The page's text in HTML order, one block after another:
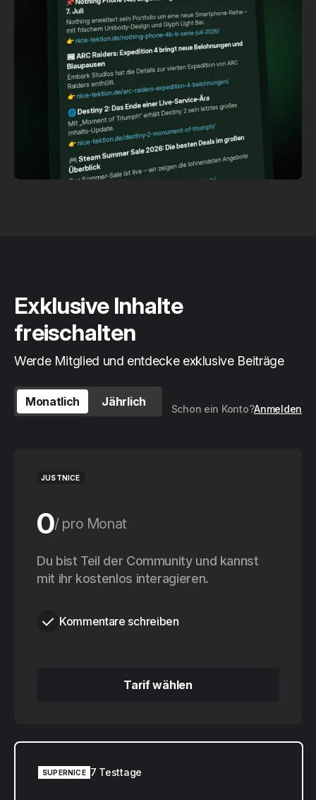
Exklusive Inhalte
freischalten
Werde Mitglied und entdecke exklusive Beiträge
Monatlich Jährlich
Schon ein Konto?Anmelden
JUSTNICE
0 pro Monat
0 pro Jahr
Du bist Teil der Community und kannst
mit ihr kostenlos interagieren.
Kommentare schreiben
Tarif wählen
SUPERNICE 7 Testtage